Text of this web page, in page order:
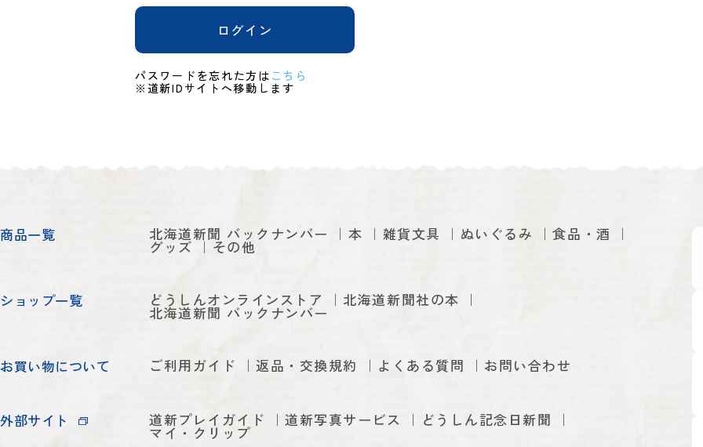
ログイン
パスワードを忘れた方は こちら
※道新IDサイトへ移動します
商品一覧 北海道新聞 バックナンバー 本 雑貨文具 ぬいぐるみ 食品・酒
グッズ その他
ショップ一覧 どうしんオンラインストア 北海道新聞社の本
北海道新聞 バックナンバー
お買い物について ご利用ガイド 返品・交換規約 よくある質問 お問い合わせ
外部サイト 道新プレイガイド 道新写真サービス どうしん記念日新聞
マイ・クリップ